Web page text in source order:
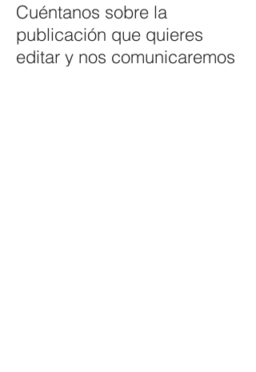
Cuéntanos sobre la
publicación que quieres
editar y nos comunicaremos